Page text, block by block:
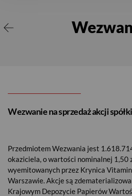
Wezwanie na sprzedaż akcji
Przedmiotem Wezwania jest
okaziciela, o wartości nominalnej 1,50
wyemitowanych przez Krynica Vitamin
Warszawie. Akcje są
Krajowym Depozycie Papierów